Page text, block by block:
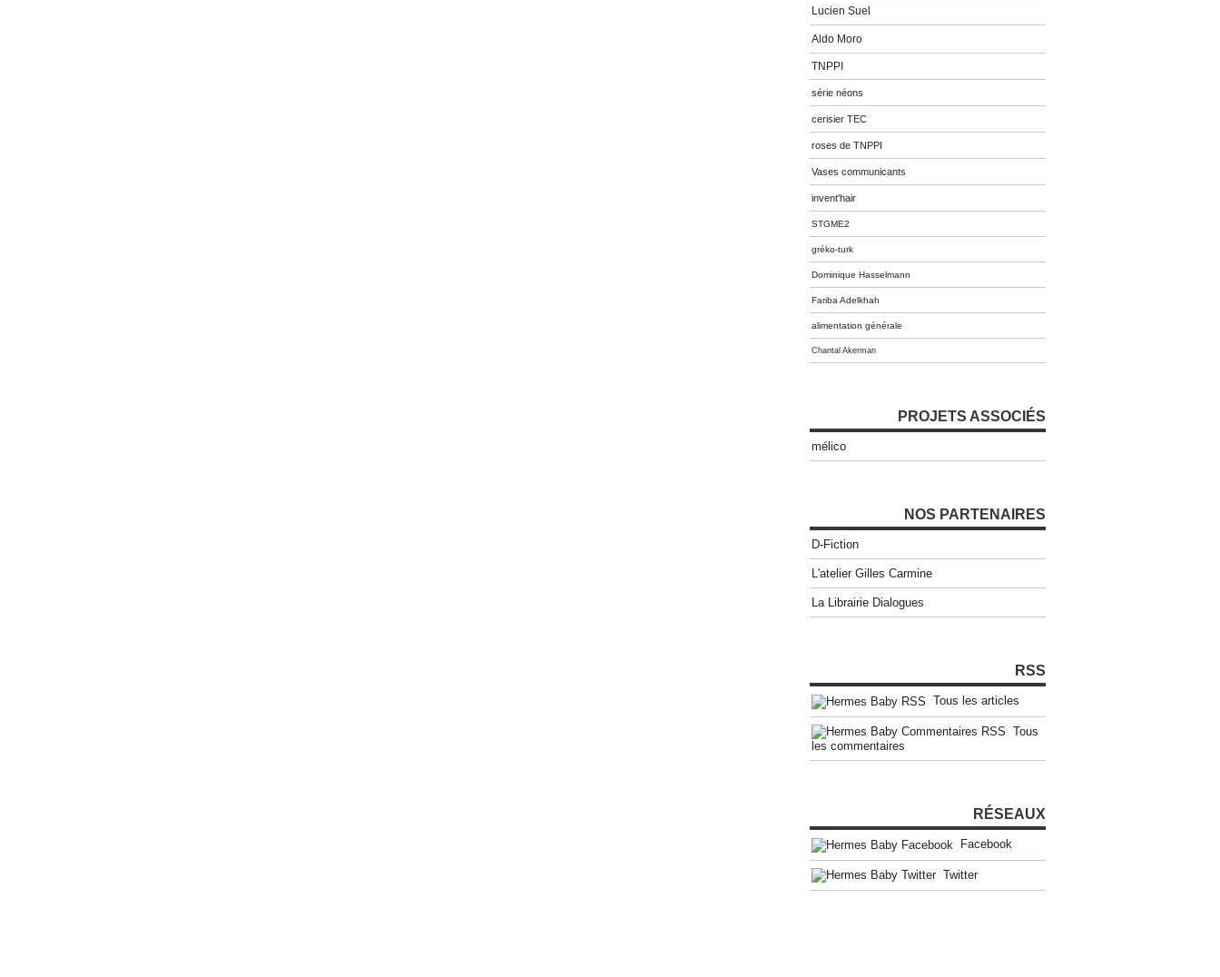
Lucien Suel
Aldo Moro
TNPPI
série néons
cerisier TEC
roses de TNPPI
Vases communicants
invent'hair
STGME2
gréko-turk
Dominique Hasselmann
Fariba Adelkhah
alimentation générale
Chantal Akerman
PROJETS ASSOCIÉS
mélico
NOS PARTENAIRES
D-Fiction
L'atelier Gilles Carmine
La Librairie Dialogues
RSS
Tous les articles
Tous
les commentaires
RÉSEAUX
Facebook
Twitter